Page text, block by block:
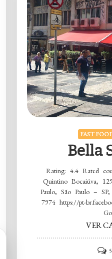
FAST
Bella
Rating: 4.4 Rated
Quintino Bocaiúva,
Paulo, São Paulo –
7974 https://pt-
VER